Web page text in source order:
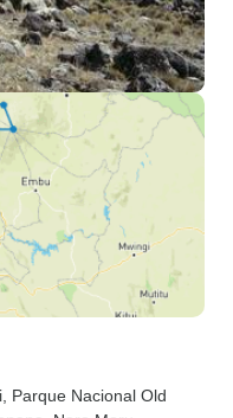
, Parque Nacional Old